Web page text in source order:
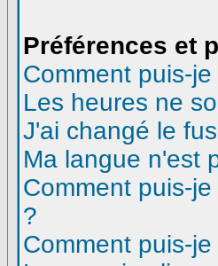
Préférences et
Comment puis-
Les heures ne
J'ai changé le
Ma langue n'est
Comment puis-
?
Comment puis-